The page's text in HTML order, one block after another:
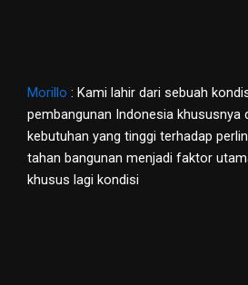
Morillo : Kami lahir dari sebuah
pembangunan Indonesia khususnya
kebutuhan yang tinggi terhadap
tahan bangunan menjadi faktor
khusus lagi kondisi